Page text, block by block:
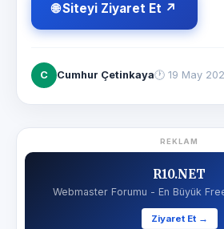
🌐 Siteyi Ziyaret Et ↗
C Cumhur Çetinkaya🕐 19 May
REKLAM
R10.NET
Webmaster Forumu - En Büyük
Ziyaret Et →